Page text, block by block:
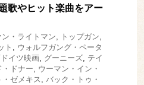
歌やヒット楽曲をアー
・ライトマン, トップガン,
ト , ウォルフガング・ペータ
イツ映画, グーニーズ, テイ
・ドナー, ウーマン・イン・
・ゼメキス , バック・トゥ・